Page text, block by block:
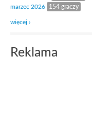
marzec 2026
154 graczy
więcej ›
Reklama